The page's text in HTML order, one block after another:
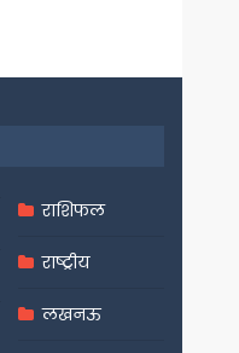
राशिफल
राष्ट्रीय
लखनऊ